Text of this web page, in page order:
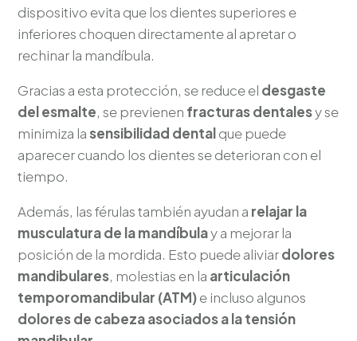
dispositivo evita que los dientes superiores e
inferiores choquen directamente al apretar o
rechinar la mandíbula.
Gracias a esta protección, se reduce el desgaste
del esmalte, se previenen fracturas dentalesy se
minimiza lasensibilidad dentalque puede
aparecer cuando los dientes se deterioran con el
tiempo.
Además, las férulas también ayudan a relajar la
musculatura de la mandíbulay a mejorar la
posición de la mordida. Esto puede aliviardolores
mandibulares, molestias en la articulación
temporomandibular (ATM)e incluso algunos
dolores de cabeza asociados a la tensión